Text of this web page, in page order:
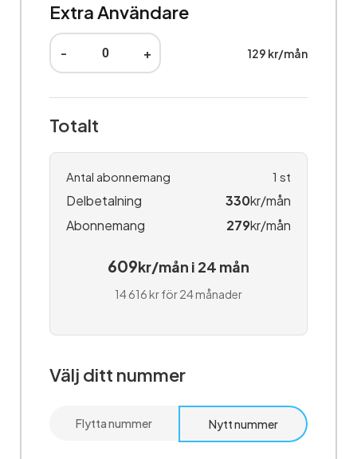
Extra Användare
- + 129 kr/mån
Totalt
Antal abonnemang 1 st
Delbetalning 330kr/mån
Abonnemang
279kr/mån
609kr/mån i 24 mån
14 616 kr för 24 månader
Välj ditt nummer
Flytta nummer Nytt nummer